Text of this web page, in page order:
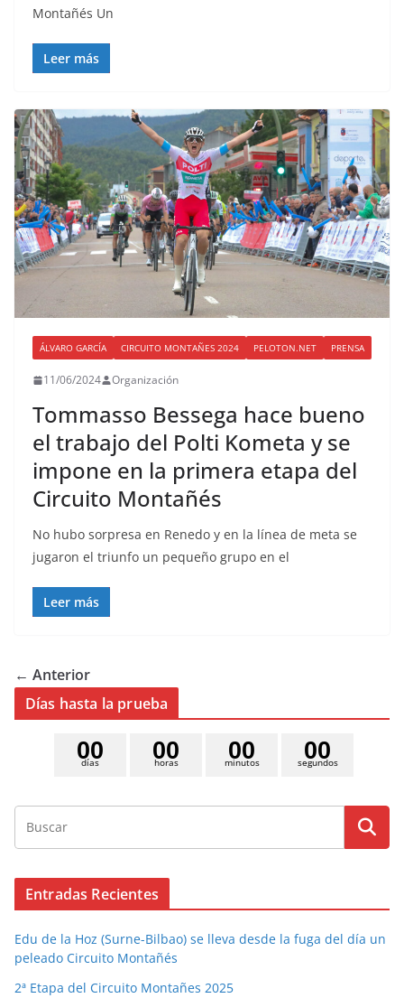
Montañés Un
Leer más
ÁLVARO GARCÍA CIRCUITO MONTAÑES 2024 PELOTON.NET PRENSA
11/06/2024 Organización
Tommasso Bessega hace bueno
el trabajo del Polti Kometa y se
impone en la primera etapa del
Circuito Montañés
No hubo sorpresa en Renedo y en la línea de meta se
jugaron el triunfo un pequeño grupo en el
Leer más
← Anterior
Días hasta la prueba
días
00 horas
00 minutos
00 segundos
00
Entradas Recientes
Edu de la Hoz (Surne-Bilbao) se lleva desde la fuga del día un
peleado Circuito Montañés
2ª Etapa del Circuito Montañes 2025